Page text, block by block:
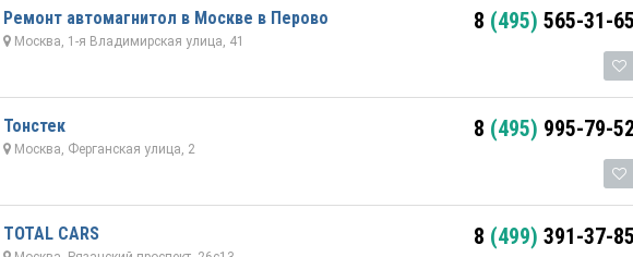
Ремонт автомагнитол в Москве в Перово
Москва, 1-я Владимирская улица, 41
8 (495) 565-31-65
Тонстек
Москва, Ферганская улица, 2
8 (495) 995-79-52
TOTAL CARS 8 (499) 391-37-85